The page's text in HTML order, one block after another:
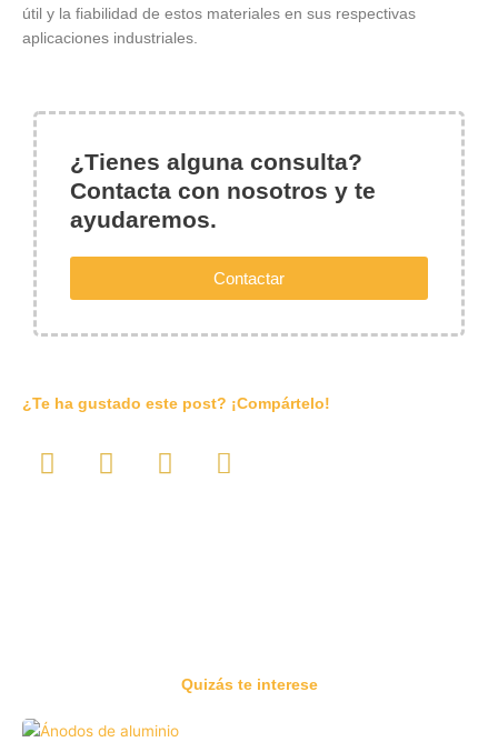
útil y la fiabilidad de estos materiales en sus respectivas
aplicaciones industriales.
¿Tienes alguna consulta?
Contacta con nosotros y te
ayudaremos.
Contactar
¿Te ha gustado este post? ¡Compártelo!
Quizás te interese